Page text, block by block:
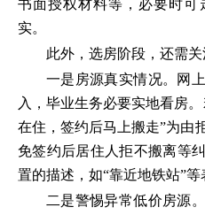
书面授权材料等，必要时
实。
此外，选房阶段，还需关
一是房源真实情况。网
入，毕业生务必要实地看房
在住，签约后马上搬走”为由
免签约后居住人拒不搬离等
置的描述，如“靠近地铁站”等
二是警惕异常低价房源